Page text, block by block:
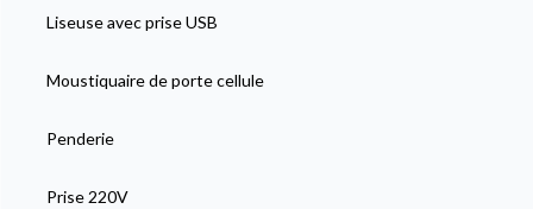
Liseuse avec prise USB
Moustiquaire de porte cellule
Penderie
Prise 220V